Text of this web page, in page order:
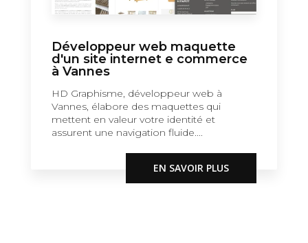
Développeur web maquette
d'un site internet e commerce
à Vannes
HD Graphisme, développeur web à
Vannes, élabore des maquettes qui
mettent en valeur votre identité et
assurent une navigation fluide....
EN SAVOIR PLUS